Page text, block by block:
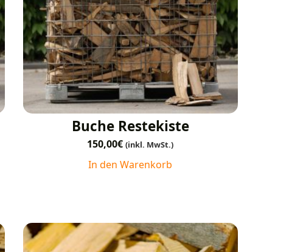
Buche Restekiste
150,00€ (inkl. MwSt.)
In den Warenkorb